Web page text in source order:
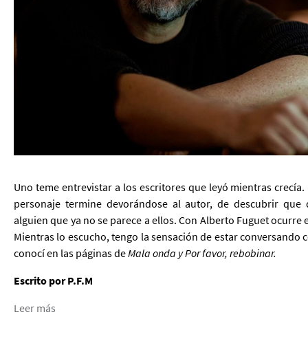
Uno teme entrevistar a los escritores que leyó mientras
personaje termine devorándose al autor, de descubrir
alguien que ya no se parece a ellos. Con Alberto Fuguet
Mientras lo escucho, tengo la sensación de estar conversando
conocí en las páginas deMala onda y Por favor, rebobinar.
Escrito por P.F.M
Leer más